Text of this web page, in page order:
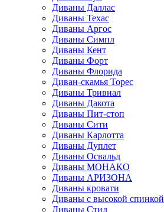
Диваны Даллас
Диваны Техас
Диваны Аргос
Диваны Симпл
Диваны Кент
Диваны Форт
Диваны Флорида
Диван-скамья Торес
Диваны Тривиал
Диваны Дакота
Диваны Пит-стоп
Диваны Сити
Диваны Карлотта
Диваны Дуплет
Диваны Освальд
Диваны МОНАКО
Диваны АРИЗОНА
Диваны кровати
Диваны с высокой спинкой
Диваны Стил